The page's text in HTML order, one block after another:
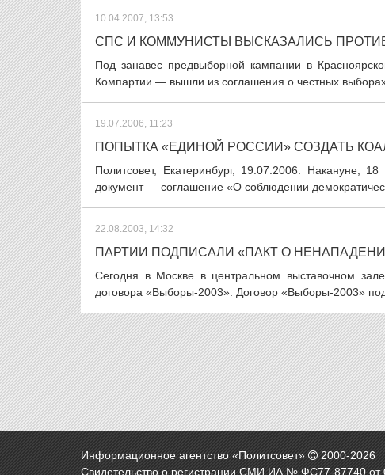
10.04.2007, 13:53
СПС И КОММУНИСТЫ ВЫСКАЗАЛИСЬ
Под занавес предвыборной кампании в
Компартии — вышли из соглашения о честных
19.07.2006, 11:23
ПОПЫТКА «ЕДИНОЙ РОССИИ» СОЗДАТЬ
Политсовет, Екатеринбург, 19.07.2006. Накануне,
документ — соглашение «О соблюдении
22.08.2003, 14:32
ПАРТИИ ПОДПИСАЛИ «ПАКТ О
Сегодня в Москве в центральном выставочном
договора «Выборы-2003». Договор «Выборы-2003»
Информационное агентство «Политсовет» 2000-2026
Свидетельство о регистрации СМИ ИА № ФС77-87740 от